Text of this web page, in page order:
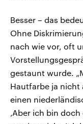
Besser – das
Ohne
nach wie vor, oft
gestaunt wurde.
Hautfarbe ja nicht
einen
‚Aber ich bin